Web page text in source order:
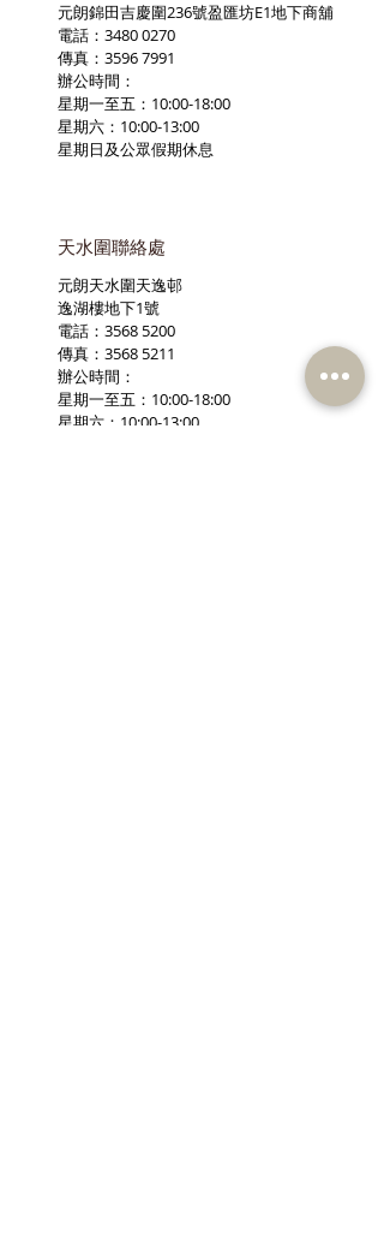
元朗錦田吉慶圍236號盈匯坊E1地下商舖
電話：3480 0270
傳真：3596 7991
辦公時間：
星期一至五：10:00-18:00
星期六：10:00-13:00
星期日及公眾假期休息
天水圍聯絡處
元朗天水圍天逸邨
逸湖樓地下1號
電話：3568 5200
傳真：3568 5211
辦公時間：
星期一至五：10:00-18:00
星期六：10:00-13:00